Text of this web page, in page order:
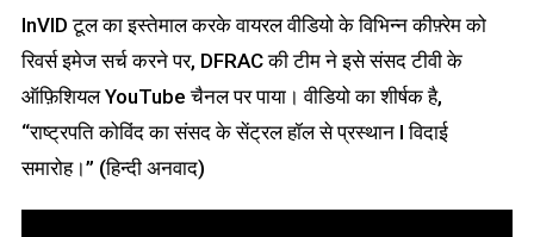
InVID टूल का इस्तेमाल करके वायरल वीडियो के विभिन्न कीफ़्रेम को
रिवर्स इमेज सर्च करने पर, DFRAC की टीम ने इसे संसद टीवी के
ऑफ़िशियल YouTube चैनल पर पाया। वीडियो का शीर्षक है,
“राष्ट्रपति कोविंद का संसद के सेंट्रल हॉल से प्रस्थान I विदाई
समारोह।” (हिन्दी अनवाद)